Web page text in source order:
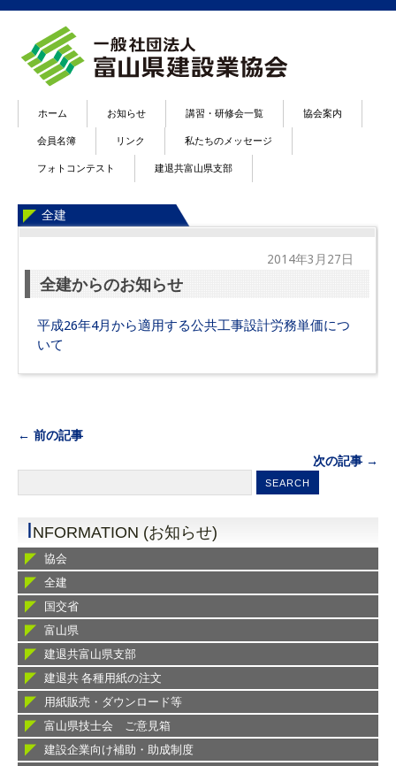
ホーム お知らせ 講習・研修会一覧 協会案内
会員名簿 リンク 私たちのメッセージ
フォトコンテスト 建退共富山県支部
全建
2014年3月27日
全建からのお知らせ
平成26年4月から適用する公共工事設計労務単価につ
いて
← 前の記事
次の記事 →
INFORMATION (お知らせ)
協会
全建
国交省
富山県
建退共富山県支部
建退共 各種用紙の注文
用紙販売・ダウンロード等
富山県技士会 ご意見箱
建設企業向け補助・助成制度